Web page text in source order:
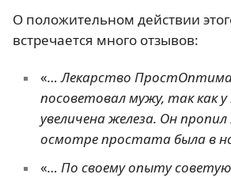
О положительном действии
встречается много отзывов:
«… Лекарство ПростОптима
посоветовал мужу, так как у
увеличена железа. Он
осмотре простата была в
«… По своему опыту